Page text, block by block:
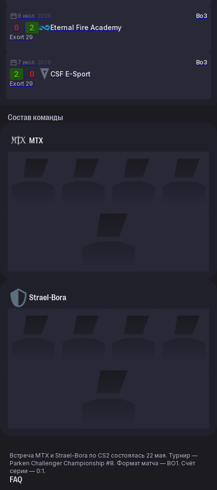
8 июл. 2026 Bo3
0 : 2 Eternal Fire Academy
Exort 29
7 июл. 2026 Bo3
2 : 0 CSF E-Sport
Exort 29
Состав команды
MTX
Strael-Bora
Встреча MTX и Strael-Bora по CS2 состоялась 22 мая. Турнир —
Parken Challenger Championship #8. Формат матча — BO1. Счёт
серии — 0:1.
FAQ